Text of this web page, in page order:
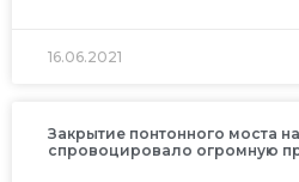
16.06.2021
Закрытие понтонного моста
спровоцировало огромную